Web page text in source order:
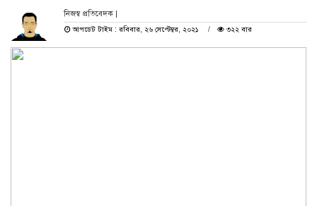
নিজস্ব প্রতিবেদক |
আপডেট টাইম : রবিবার, ২৬ সেপ্টেম্বর, ২০২১
৩২২ বার